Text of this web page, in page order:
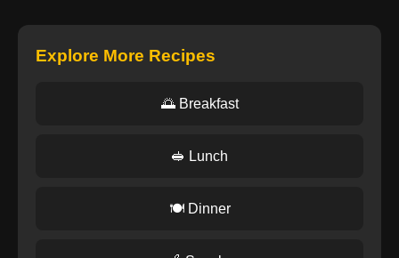
Explore More Recipes
🌅 Breakfast
🥪 Lunch
🍽️ Dinner